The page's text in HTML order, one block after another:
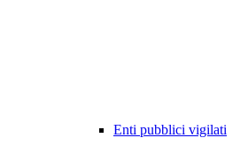
Enti pubblici vigilati